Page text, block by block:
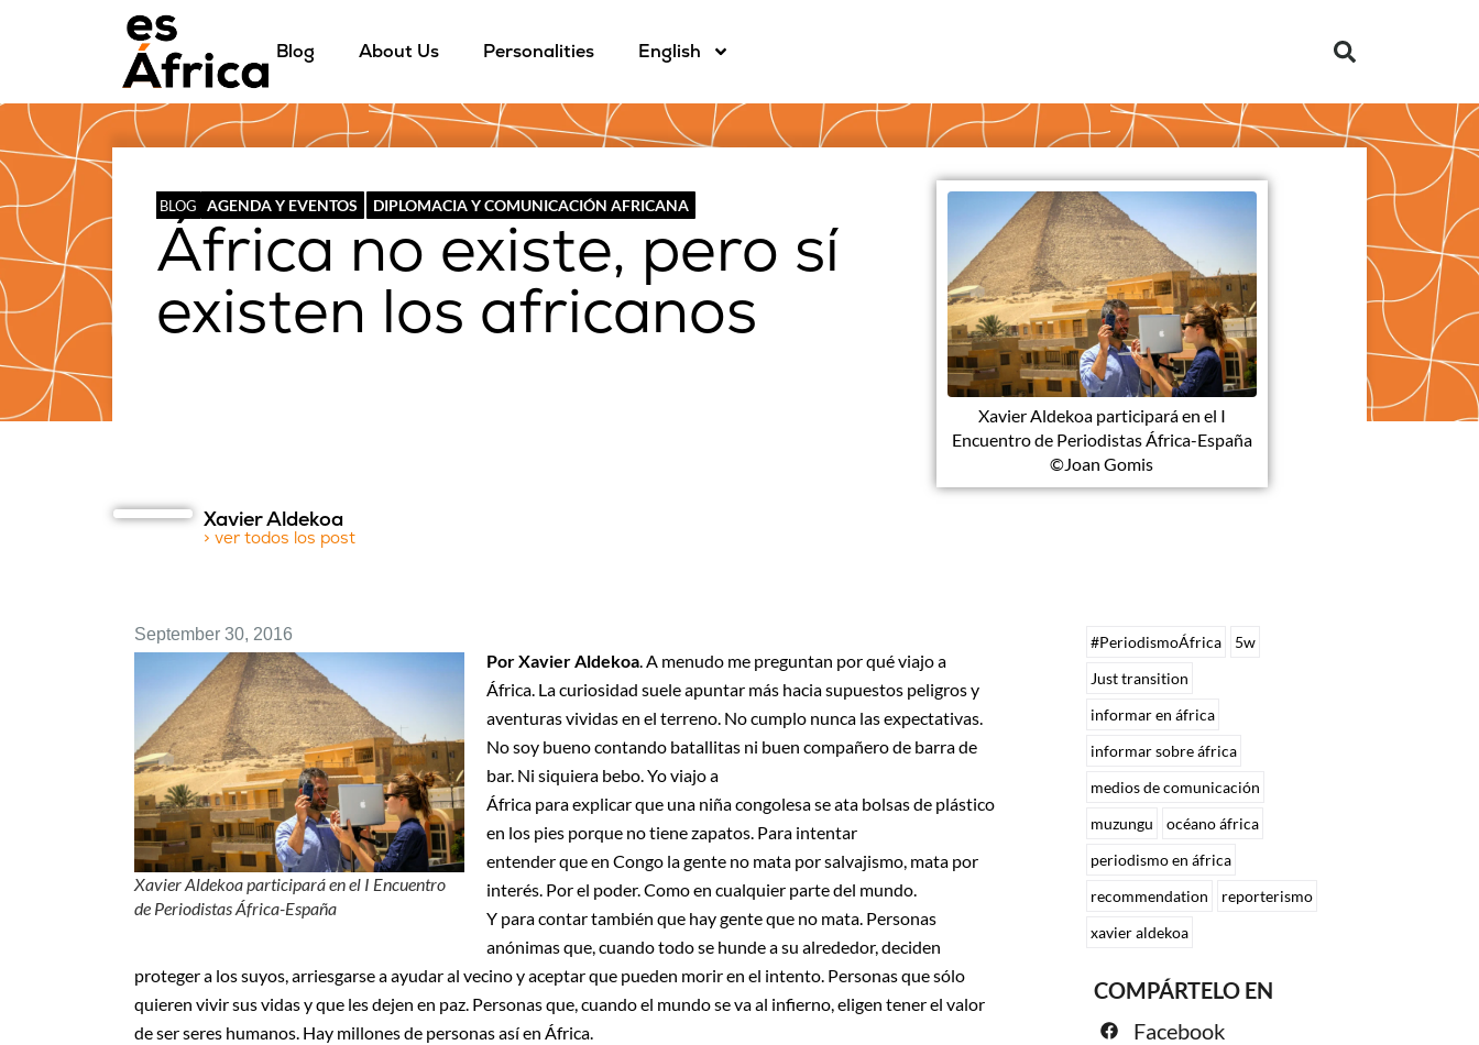
Blog About Us Personalities English
BLOG AGENDA Y EVENTOS DIPLOMACIA Y COMUNICACIÓN AFRICANA
África no existe, pero sí
existen los africanos
Xavier Aldekoa participará en el I
Encuentro de Periodistas África-España
©Joan Gomis
Xavier Aldekoa
> ver todos los post
September 30, 2016
Xavier Aldekoa participará en el I Encuentro
de Periodistas África-España
Por Xavier Aldekoa. A menudo me preguntan por qué viajo a
África. La curiosidad suele apuntar más hacia supuestos peligros y
aventuras vividas en el terreno. No cumplo nunca las expectativas.
No soy bueno contando batallitas ni buen compañero de barra de
bar. Ni siquiera bebo. Yo viajo a
África para explicar que una niña congolesa se ata bolsas de plástico
en los pies porque no tiene zapatos. Para intentar
entender que en Congo la gente no mata por salvajismo, mata por
interés. Por el poder. Como en cualquier parte del mundo.
Y para contar también que hay gente que no mata. Personas
anónimas que, cuando todo se hunde a su alrededor, deciden
proteger a los suyos, arriesgarse a ayudar al vecino y aceptar que pueden morir en el intento. Personas que sólo
quieren vivir sus vidas y que les dejen en paz. Personas que, cuando el mundo se va al infierno, eligen tener el valor
de ser seres humanos. Hay millones de personas así en África.
#PeriodismoÁfrica
5w
Just transition
informar en áfrica
informar sobre áfrica
medios de comunicación
muzungu
océano áfrica
periodismo en áfrica
recommendation
reporterismo
xavier aldekoa
COMPÁRTELO EN
Facebook